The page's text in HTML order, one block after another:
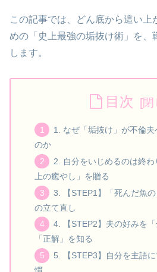
この記事では、どん底から這い上
めの「史上最強の垢抜け術」を、
します。
目次
1. なぜ「垢抜け」が不倫
のか
2. 自分をいじめるのは終
上の癒やし」を贈る
3. 【STEP1】「死んだ魚
の立て直し
4. 【STEP2】夫の好みを
「正解」を知る
5. 【STEP3】自分を主語